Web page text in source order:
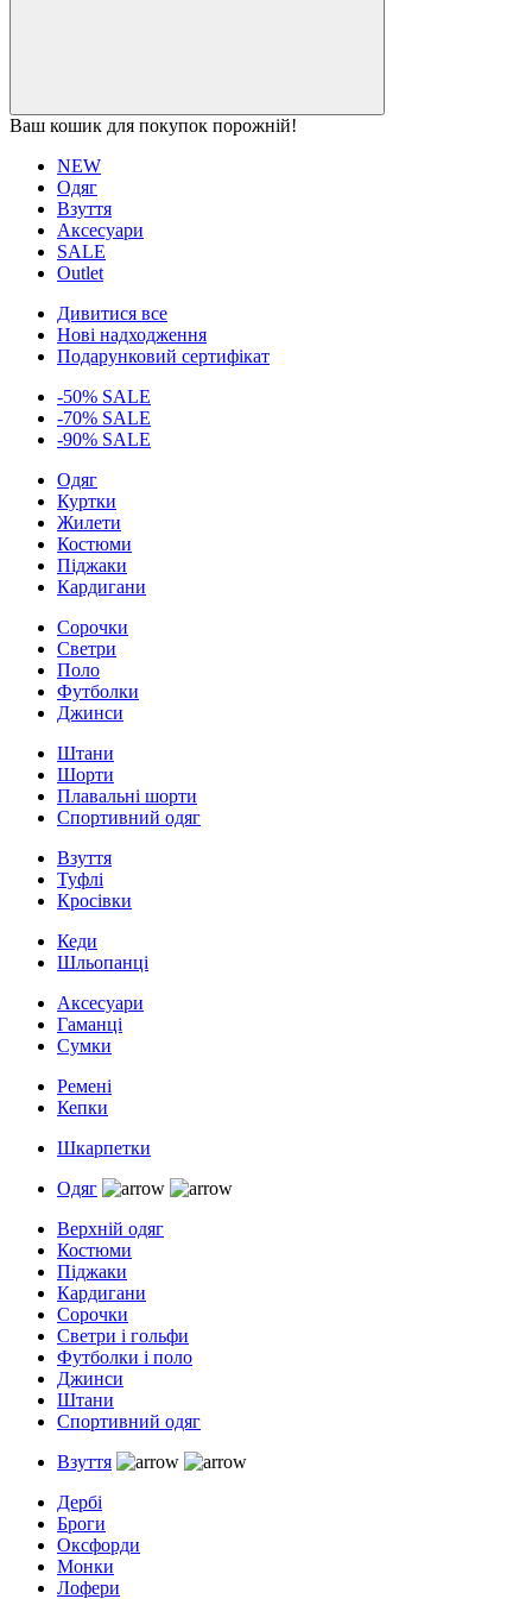
Ваш кошик для покупок порожній!
NEW
Одяг
Взуття
Аксесуари
SALE
Outlet
Дивитися все
Нові надходження
Подарунковий сертифікат
-50% SALE
-70% SALE
-90% SALE
Одяг
Куртки
Жилети
Костюми
Піджаки
Кардигани
Сорочки
Светри
Поло
Футболки
Джинси
Штани
Шорти
Плавальні шорти
Спортивний одяг
Взуття
Туфлі
Кросівки
Кеди
Шльопанці
Аксесуари
Гаманці
Сумки
Ремені
Кепки
Шкарпетки
Одяг
Верхній одяг
Костюми
Піджаки
Кардигани
Сорочки
Светри і гольфи
Футболки і поло
Джинси
Штани
Спортивний одяг
Взуття
Дербі
Броги
Оксфорди
Монки
Лофери